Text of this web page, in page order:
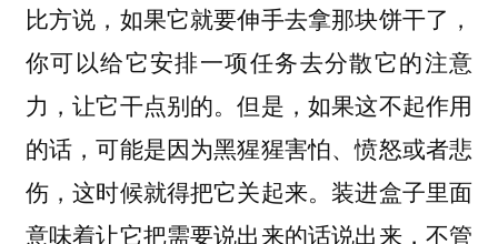
比方说，如果它就要伸手去拿那块饼干了，
你可以给它安排一项任务去分散它的注意
力，让它干点别的。但是，如果这不起作用
的话，可能是因为黑猩猩害怕、愤怒或者悲
伤，这时候就得把它关起来。装进盒子里面
意味着让它把需要说出来的话说出来，不管